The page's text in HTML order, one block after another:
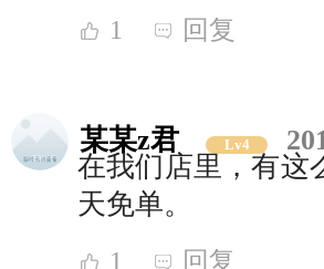
1 回复
某某z君 Lv4
在我们店里，有
天免单。
1 回复